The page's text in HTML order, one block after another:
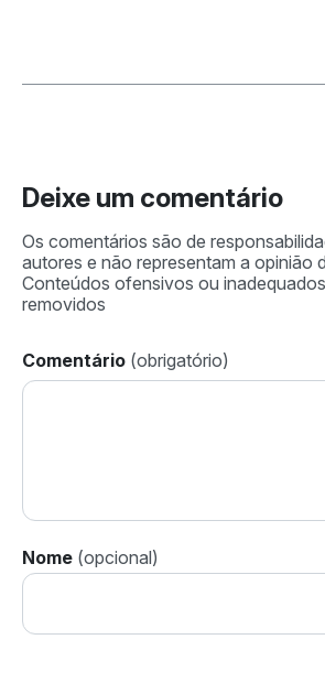
Deixe um comentário
Comentário
Nome